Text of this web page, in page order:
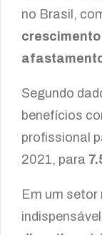
no Brasil,
Segundo
benefícios
profissional
2021, para
Em um setor